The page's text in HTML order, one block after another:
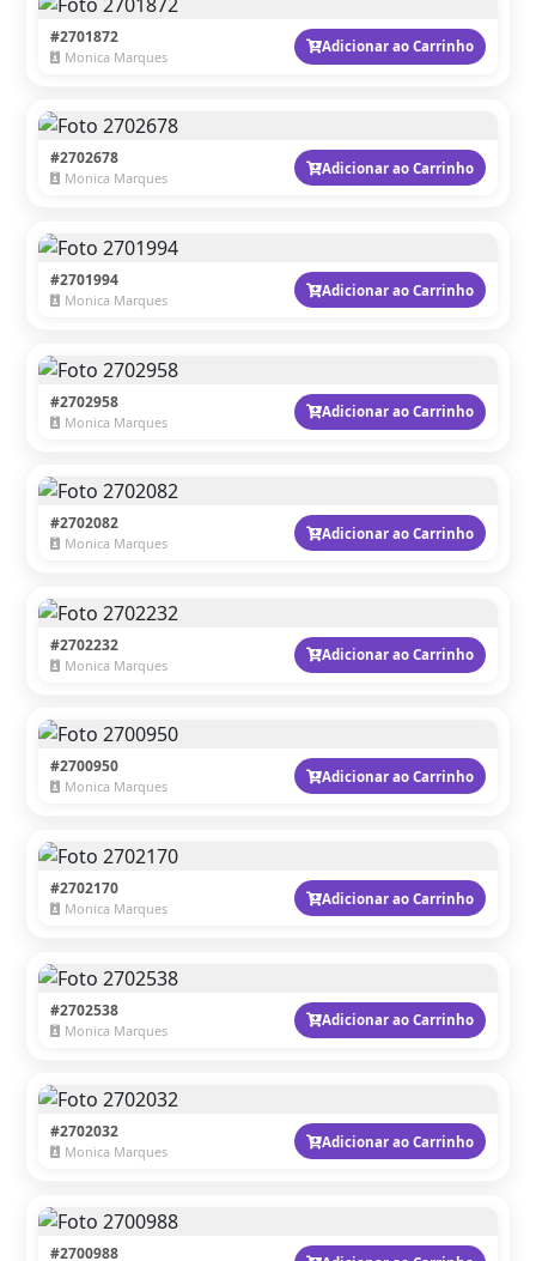
#2701872
Monica Marques
Adicionar ao Carrinho
#2702678
Monica Marques
Adicionar ao Carrinho
#2701994
Monica Marques
Adicionar ao Carrinho
#2702958
Monica Marques
Adicionar ao Carrinho
#2702082
Monica Marques
Adicionar ao Carrinho
#2702232
Monica Marques
Adicionar ao Carrinho
#2700950
Monica Marques
Adicionar ao Carrinho
#2702170
Monica Marques
Adicionar ao Carrinho
#2702538
Monica Marques
Adicionar ao Carrinho
#2702032
Monica Marques
Adicionar ao Carrinho
#2700988